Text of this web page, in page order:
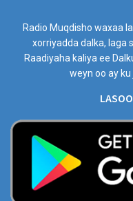
Radio Muqdisho waxaa
xorriyadda dalka, laga
Raadiyaha kaliya ee
weyn oo ay